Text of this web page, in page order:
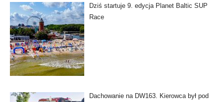
Dziś startuje 9. edycja Planet Baltic SUP
Race
Dachowanie na DW163. Kierowca był pod